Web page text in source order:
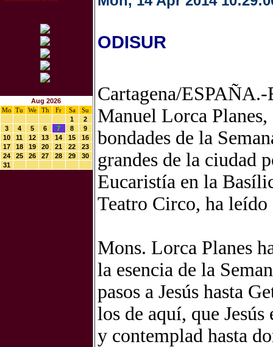
Aug 2026
Mo
Tu We Th Fr Sa
Su
1
2
3
4 5 6 7 8
9
10
11 12 13 14 15
16
17
18 19 20 21 22
23
24
25 26 27 28 29
30
31
ODISUR
Cartagena/ESPAÑA.-
Manuel Lorca
bondades de la
grandes de la ciudad
Eucaristía en la
Teatro Circo, ha leído
Mons. Lorca Planes
la esencia de la
pasos a Jesús hasta
los de aquí, que
y contemplad hasta